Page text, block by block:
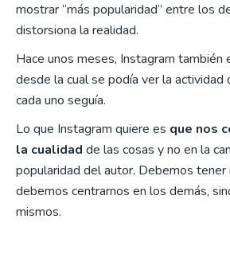
mostrar “más popularidad” entre los
distorsiona la realidad.
Hace unos meses, Instagram también
desde la cual se podía ver la actividad
cada uno seguía.
Lo que Instagram quiere es que nos
la cualidad de las cosas y no en la
popularidad del autor. Debemos tener
debemos centrarnos en los demás,
mismos.